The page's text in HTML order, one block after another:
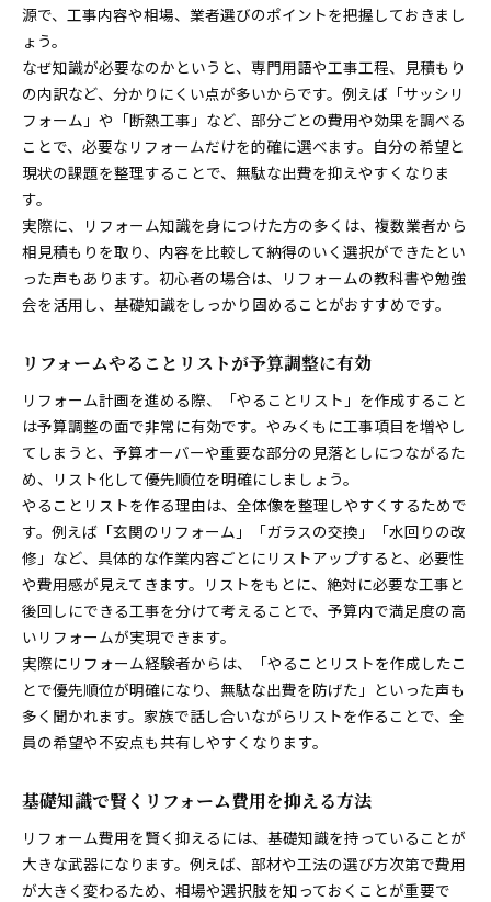
源で、工事内容や相場、業者選びのポイントを把握しておきまし
ょう。
なぜ知識が必要なのかというと、専門用語や工事工程、見積もり
の内訳など、分かりにくい点が多いからです。例えば「サッシリ
フォーム」や「断熱工事」など、部分ごとの費用や効果を調べる
ことで、必要なリフォームだけを的確に選べます。自分の希望と
現状の課題を整理することで、無駄な出費を抑えやすくなりま
す。
実際に、リフォーム知識を身につけた方の多くは、複数業者から
相見積もりを取り、内容を比較して納得のいく選択ができたとい
った声もあります。初心者の場合は、リフォームの教科書や勉強
会を活用し、基礎知識をしっかり固めることがおすすめです。
リフォームやることリストが予算調整に有効
リフォーム計画を進める際、「やることリスト」を作成すること
は予算調整の面で非常に有効です。やみくもに工事項目を増やし
てしまうと、予算オーバーや重要な部分の見落としにつながるた
め、リスト化して優先順位を明確にしましょう。
やることリストを作る理由は、全体像を整理しやすくするためで
す。例えば「玄関のリフォーム」「ガラスの交換」「水回りの改
修」など、具体的な作業内容ごとにリストアップすると、必要性
や費用感が見えてきます。リストをもとに、絶対に必要な工事と
後回しにできる工事を分けて考えることで、予算内で満足度の高
いリフォームが実現できます。
実際にリフォーム経験者からは、「やることリストを作成したこ
とで優先順位が明確になり、無駄な出費を防げた」といった声も
多く聞かれます。家族で話し合いながらリストを作ることで、全
員の希望や不安点も共有しやすくなります。
基礎知識で賢くリフォーム費用を抑える方法
リフォーム費用を賢く抑えるには、基礎知識を持っていることが
大きな武器になります。例えば、部材や工法の選び方次第で費用
が大きく変わるため、相場や選択肢を知っておくことが重要で